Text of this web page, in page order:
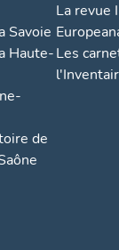
Savoie
Haute-
de
La revue
Les